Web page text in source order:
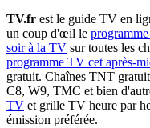
TV.fr est le guide TV en
un coup d'œil le
soir à la TV sur toutes les
programme TV cet après-
gratuit. Chaînes TNT
C8, W9, TMC et bien
TV et grille TV heure par
émission préférée.